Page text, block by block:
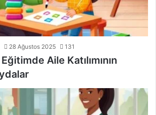
28 Ağustos 2025 131
Aile Katılımının